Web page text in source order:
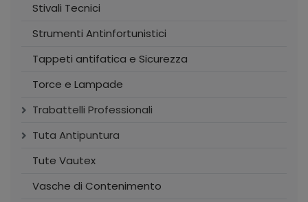
Stivali Tecnici
Strumenti Antinfortunistici
Tappeti antifatica e Sicurezza
Torce e Lampade
Trabattelli Professionali
Tuta Antipuntura
Tute Vautex
Vasche di Contenimento